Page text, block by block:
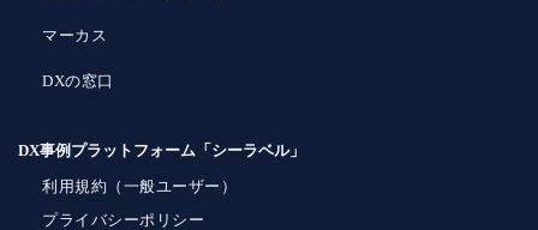
マーカス
DXの窓口
DX事例プラットフォーム「シーラベル」
利用規約（一般ユーザー）
プライバシーポリシー